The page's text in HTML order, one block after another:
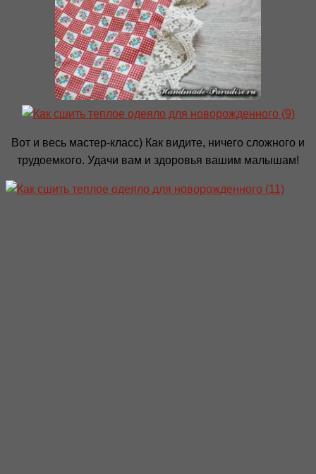
Вот и весь мастер-класс) Как видите, ничего сложного и
трудоемкого. Удачи вам и здоровья вашим малышам!